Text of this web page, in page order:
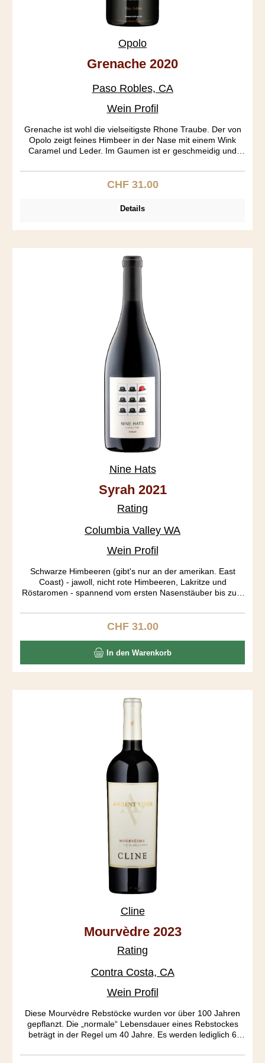
Opolo
Grenache 2020
Paso Robles, CA
Wein Profil
Grenache ist wohl die vielseitigste Rhone Traube. Der von
Opolo zeigt feines Himbeer in der Nase mit einem Wink
Caramel und Leder. Im Gaumen ist er geschmeidig und
Schuss Pfiffigkeit.
Regulärer Preis:
CHF 31.00
Details
Nine Hats
Syrah 2021
Rating
Columbia Valley WA
Wein Profil
Schwarze Himbeeren (gibt's nur an der amerikan. East
Coast) - jawoll, nicht rote Himbeeren, Lakritze und
Röstaromen - spannend vom ersten Nasenstäuber bis zum
stammen aus drei verschieden Rebbergen: Stone Tree and
Candy Mountain Vineyards aus der Red Mountain AVA
Yakima Valley die Frucht in diesen Ausnahme Blend.
Regulärer Preis:
CHF 31.00
In den Warenkorb
Cline
Mourvèdre 2023
Rating
Contra Costa, CA
Wein Profil
Diese Mourvèdre Rebstöcke wurden vor über 100 Jahren
gepflanzt. Die „normale“ Lebensdauer eines Rebstockes
beträgt in der Regel um 40 Jahre. Es werden lediglich 6
Ausnahmeweines ist die ausgeprägte Frucht und das tiefe